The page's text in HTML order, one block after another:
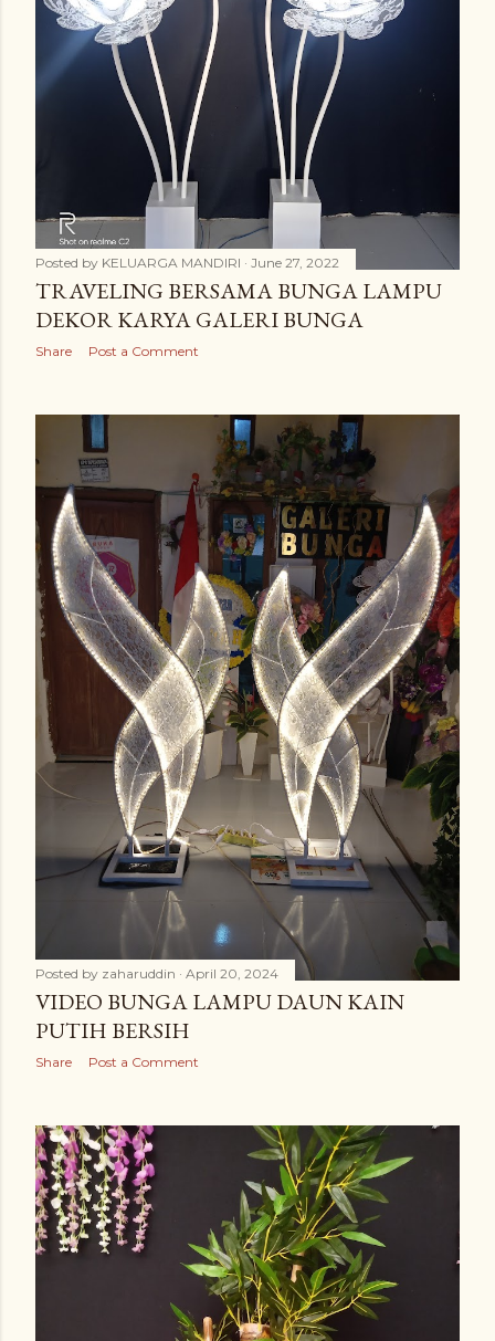
Posted by KELUARGA MANDIRI June 27, 2022
TRAVELING BERSAMA BUNGA LAMPU
DEKOR KARYA GALERI BUNGA
Share Post a Comment
Posted by zaharuddin April 20, 2024
VIDEO BUNGA LAMPU DAUN KAIN
PUTIH BERSIH
Share Post a Comment